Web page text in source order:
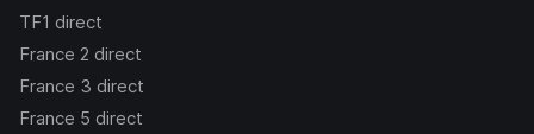
TF1 direct
France 2 direct
France 3 direct
France 5 direct